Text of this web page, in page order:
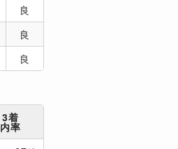
良
良
良
3着
内率